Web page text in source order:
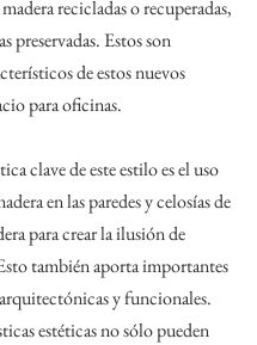
recicladas o recuperadas,
preservadas. Estos son
de estos nuevos
para oficinas.
clave de este estilo es el uso
en las paredes y celosías de
para crear la ilusión de
también aporta importantes
y funcionales.
estéticas no sólo pueden